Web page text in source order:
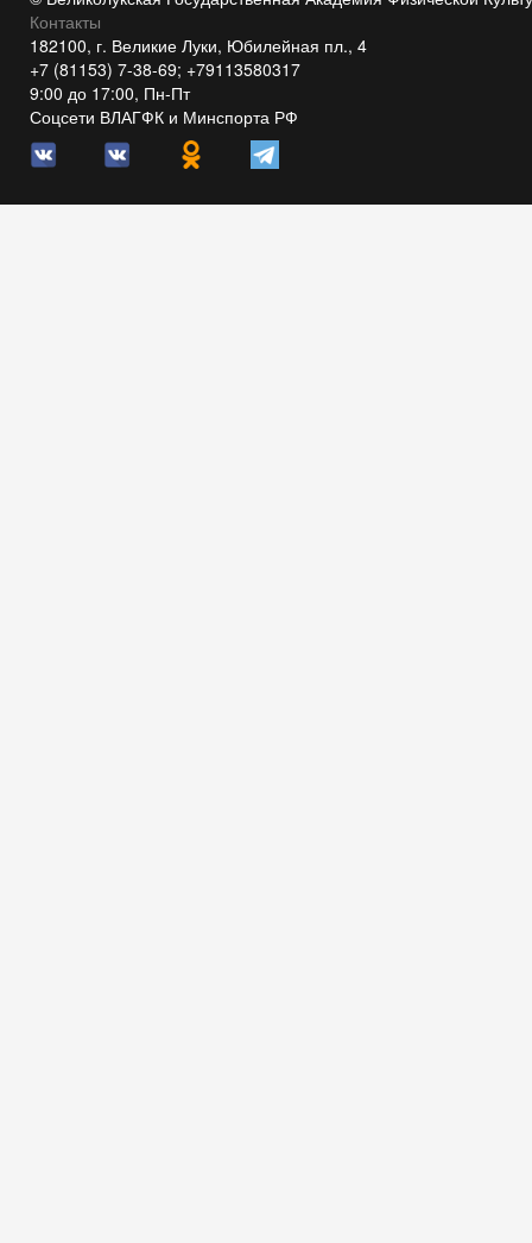
Контакты
182100, г. Великие Луки, Юбилейная пл., 4
+7 (81153) 7-38-69; +79113580317
9:00 до 17:00, Пн-Пт
Соцсети ВЛАГФК и Минспорта РФ